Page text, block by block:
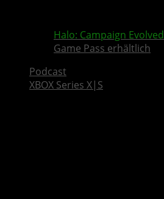
Halo: Campaign Evolved
Game Pass erhältlich
Podcast
XBOX Series X|S